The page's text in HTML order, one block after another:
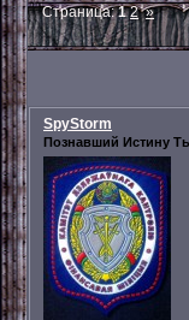
Страница:1 2 »
SpyStorm
Познавший Истину